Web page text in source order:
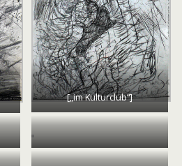
[„im Kulturclub“]
[„Dementi“, litho, grafitstift]